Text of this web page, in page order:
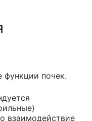
функции почек.
взаимодействие